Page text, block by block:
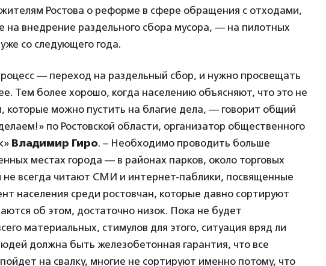
Ростова о реформе в сфере обращения с отходами,
на внедрение раздельного сбора мусора, — на пилотных
со следующего года.
— переход на раздельный сбор, и нужно просвещать
Тем более хорошо, когда населению объясняют, что это не
которые можно пустить на благие дела, — говорит общий
по Ростовской области, организатор общественного
Владимир Гиро. – Необходимо проводить больше
местах города — в районах парков, около торговых
не всегда читают СМИ и интернет-паблики, посвященные
населения среди ростовчан, которые давно сортируют
об этом, достаточно низок. Пока не будет
материальных, стимулов для этого, ситуация вряд ли
должна быть железобетонная гарантия, что все
на свалку, многие не сортируют именно потому, что